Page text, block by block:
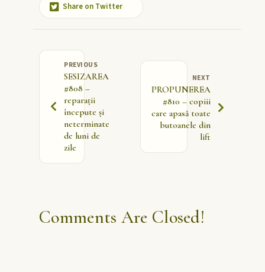
Share on Twitter
PREVIOUS
SESIZAREA
#808 –
reparații
începute și
neterminate
de luni de
zile
NEXT
PROPUNEREA
#810 – copiii
care apasă toate
butoanele din
lift
Comments Are Closed!